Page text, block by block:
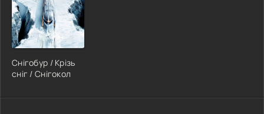
Снігобур / Крізь
сніг / Снігокол